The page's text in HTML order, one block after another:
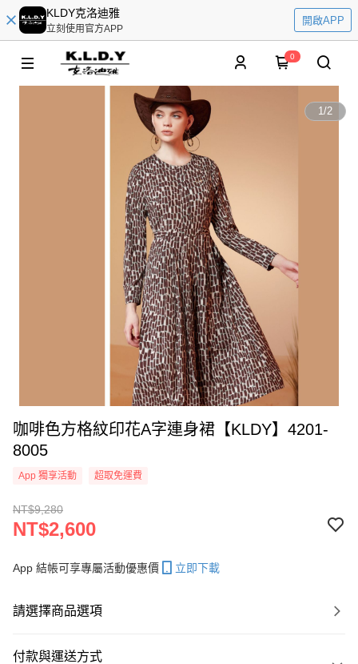
KLDY克洛迪雅
立刻使用官方APP
開啟APP
0
1/2
咖啡色方格紋印花A字連身裙【KLDY】4201-
8005
App 獨享活動 超取免運費
NT$9,280
NT$2,600
App 結帳可享專屬活動優惠價 立即下載
請選擇商品選項
付款與運送方式